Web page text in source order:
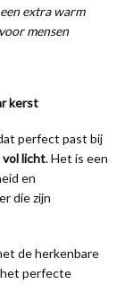
extra warm
mensen
kerst
perfect past bij
licht. Het is een
en
die zijn
de herkenbare
het perfecte